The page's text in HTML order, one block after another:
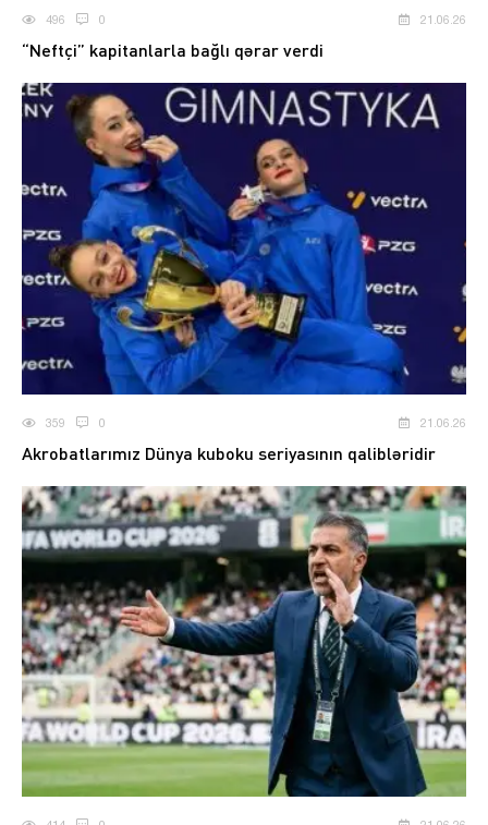
496 0 21.06.26
“Neftçi” kapitanlarla bağlı qərar verdi
359 0 21.06.26
Akrobatlarımız Dünya kuboku seriyasının qalibləridir